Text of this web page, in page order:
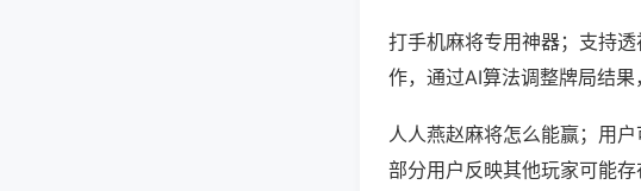
打手机麻将专用神器；支持
作，通过AI算法调整牌局结果
人人燕赵麻将怎么能赢；用户
部分用户反映其他玩家可能